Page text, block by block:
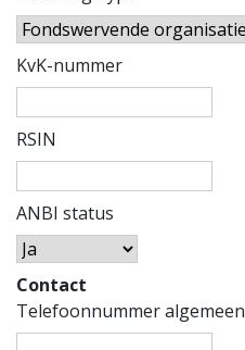
KvK-nummer
RSIN
ANBI status
Contact
Telefoonnummer algemeen